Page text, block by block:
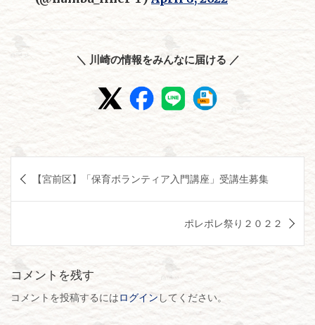
＼ 川崎の情報をみんなに届ける ／
稿
ゲ
ー
シ
【宮前区】「保育ボランティア入門講座」受講生募集
ポレポレ祭り２０２２
コメントを残す
コメントを投稿するにはログイン してください。